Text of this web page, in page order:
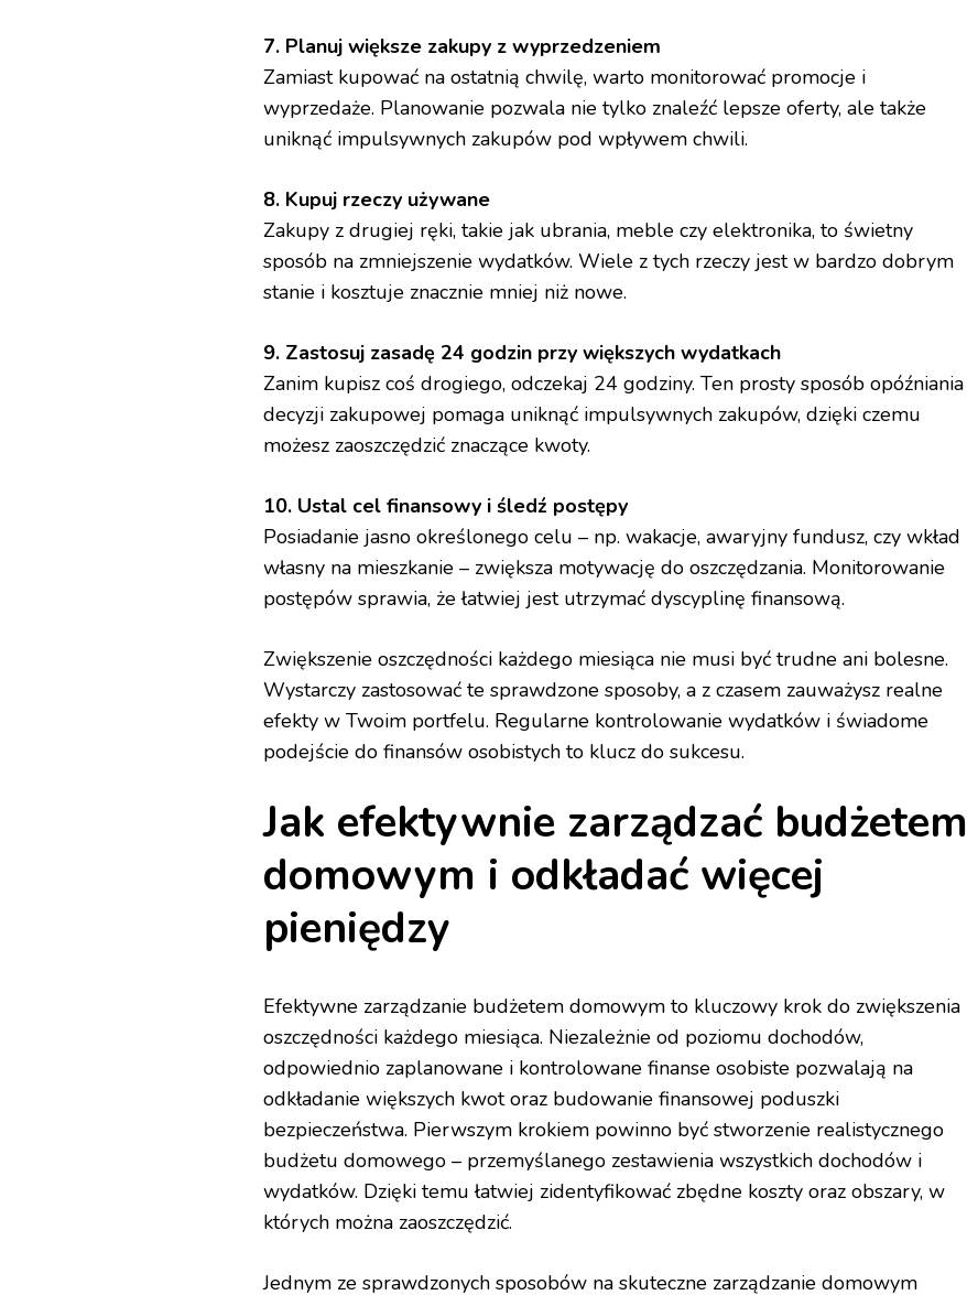
7. Planuj większe zakupy z wyprzedzeniem
Zamiast kupować na ostatnią chwilę, warto monitorować promocje i
wyprzedaże. Planowanie pozwala nie tylko znaleźć lepsze oferty, ale także
uniknąć impulsywnych zakupów pod wpływem chwili.
8. Kupuj rzeczy używane
Zakupy z drugiej ręki, takie jak ubrania, meble czy elektronika, to świetny
sposób na zmniejszenie wydatków. Wiele z tych rzeczy jest w bardzo dobrym
stanie i kosztuje znacznie mniej niż nowe.
9. Zastosuj zasadę 24 godzin przy większych wydatkach
Zanim kupisz coś drogiego, odczekaj 24 godziny. Ten prosty sposób opóźniania
decyzji zakupowej pomaga uniknąć impulsywnych zakupów, dzięki czemu
możesz zaoszczędzić znaczące kwoty.
10. Ustal cel finansowy i śledź postępy
Posiadanie jasno określonego celu – np. wakacje, awaryjny fundusz, czy wkład
własny na mieszkanie – zwiększa motywację do oszczędzania. Monitorowanie
postępów sprawia, że łatwiej jest utrzymać dyscyplinę finansową.
Zwiększenie oszczędności każdego miesiąca nie musi być trudne ani bolesne.
Wystarczy zastosować te sprawdzone sposoby, a z czasem zauważysz realne
efekty w Twoim portfelu. Regularne kontrolowanie wydatków i świadome
podejście do finansów osobistych to klucz do sukcesu.
Jak efektywnie zarządzać budżetem
domowym i odkładać więcej
pieniędzy
Efektywne zarządzanie budżetem domowym to kluczowy krok do zwiększenia
oszczędności każdego miesiąca. Niezależnie od poziomu dochodów,
odpowiednio zaplanowane i kontrolowane finanse osobiste pozwalają na
odkładanie większych kwot oraz budowanie finansowej poduszki
bezpieczeństwa. Pierwszym krokiem powinno być stworzenie realistycznego
budżetu domowego – przemyślanego zestawienia wszystkich dochodów i
wydatków. Dzięki temu łatwiej zidentyfikować zbędne koszty oraz obszary, w
których można zaoszczędzić.
Jednym ze sprawdzonych sposobów na skuteczne zarządzanie domowym